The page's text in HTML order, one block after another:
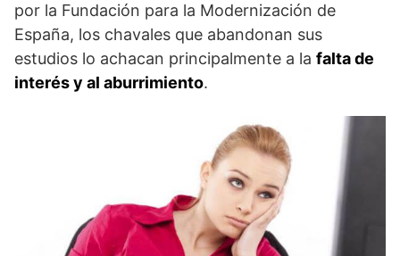
por la Fundación para la Modernización de
España, los chavales que abandonan sus
estudios lo achacan principalmente a la falta de
interés y al aburrimiento.